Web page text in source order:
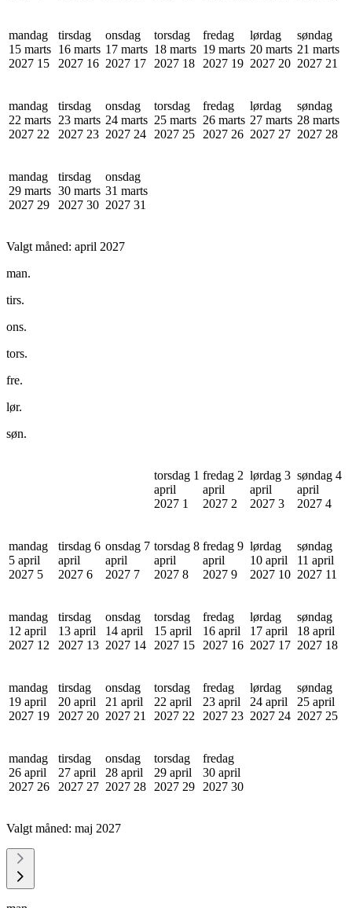
mandag
15 marts
2027 15
tirsdag
16 marts
2027 16
onsdag
17 marts
2027 17
torsdag
18 marts
2027 18
fredag
19 marts
2027 19
lørdag
20 marts
2027 20
søndag
21 marts
2027 21
mandag
22 marts
2027 22
tirsdag
23 marts
2027 23
onsdag
24 marts
2027 24
torsdag
25 marts
2027 25
fredag
26 marts
2027 26
lørdag
27 marts
2027 27
søndag
28 marts
2027 28
mandag
29 marts
2027 29
tirsdag
30 marts
2027 30
onsdag
31 marts
2027 31
Valgt måned: april 2027
man.
tirs.
ons.
tors.
fre.
lør.
søn.
torsdag 1
april
2027 1
fredag 2
april
2027 2
lørdag 3
april
2027 3
søndag 4
april
2027 4
mandag
5 april
2027 5
tirsdag 6
april
2027 6
onsdag 7
april
2027 7
torsdag 8
april
2027 8
fredag 9
april
2027 9
lørdag
10 april
2027 10
søndag
11 april
2027 11
mandag
12 april
2027 12
tirsdag
13 april
2027 13
onsdag
14 april
2027 14
torsdag
15 april
2027 15
fredag
16 april
2027 16
lørdag
17 april
2027 17
søndag
18 april
2027 18
mandag
19 april
2027 19
tirsdag
20 april
2027 20
onsdag
21 april
2027 21
torsdag
22 april
2027 22
fredag
23 april
2027 23
lørdag
24 april
2027 24
søndag
25 april
2027 25
mandag
26 april
2027 26
tirsdag
27 april
2027 27
onsdag
28 april
2027 28
torsdag
29 april
2027 29
fredag
30 april
2027 30
Valgt måned: maj 2027